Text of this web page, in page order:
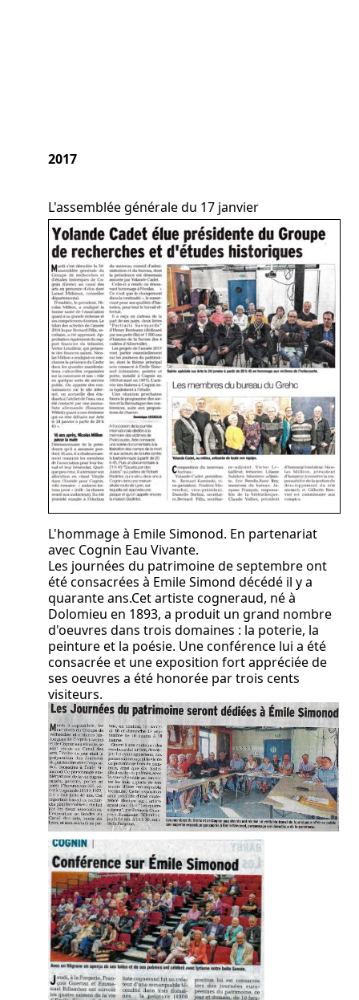
2017
L'assemblée générale du 17 janvier
L'hommage à Emile Simonod. En partenariat
avec Cognin Eau Vivante.
Les journées du patrimoine de septembre ont
été consacrées à Emile Simond décédé il y a
quarante ans.Cet artiste cogneraud, né à
Dolomieu en 1893, a produit un grand nombre
d'oeuvres dans trois domaines : la poterie, la
peinture et la poésie. Une conférence lui a été
consacrée et une exposition fort appréciée de
ses oeuvres a été honorée par trois cents
visiteurs.